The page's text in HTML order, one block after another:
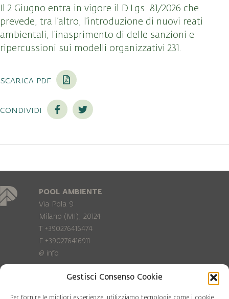
Gestisci Consenso Cookie
Per fornire le migliori esperienze, utilizziamo tecnologie come i cookie
Il 2 Giugno entra in vigore il D.Lgs. 81/2026 che
prevede, tra l’altro, l’introduzione di nuovi reati
ambientali, l’inasprimento di delle sanzioni e
ripercussioni sui modelli organizzativi 231.
scarica pdf
condividi
POOL AMBIENTE
Via Pola 9
Milano (MI), 20124
T +390276416474
F +390276416911
@ info
Privacy Policy
Cookie policy